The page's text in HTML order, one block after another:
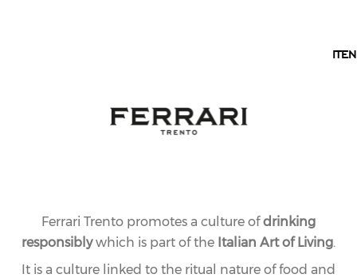
BELIEVE IN
the values that guide us and our credo.
ITEN
Ferrari Trento promotes a culture ofdrinking
responsiblywhich is part of the Italian Art of Living.
It is a culture linked to the ritual nature of food and